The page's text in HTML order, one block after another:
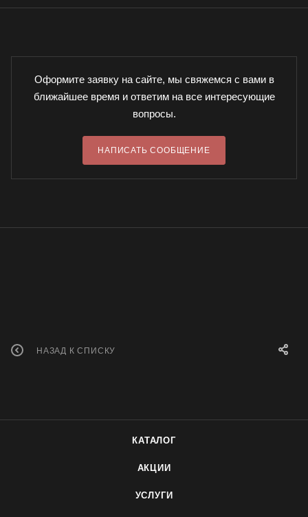
Оформите заявку на сайте, мы свяжемся с вами в
ближайшее время и ответим на все интересующие
вопросы.
НАПИСАТЬ СООБЩЕНИЕ
НАЗАД К СПИСКУ
КАТАЛОГ
АКЦИИ
УСЛУГИ